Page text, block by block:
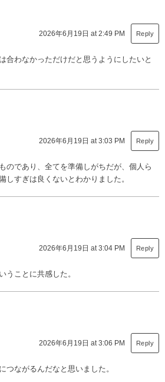
2026年6月19日 at 2:49 PM Reply
合わなかっただけだと思うようにしたいと
2026年6月19日 at 3:03 PM Reply
のであり、全てを準備しがちだが、個人ら
しすぎは良くないとわかりました。
2026年6月19日 at 3:04 PM Reply
うことに共感した。
2026年6月19日 at 3:06 PM Reply
つながるんだなと思いました。